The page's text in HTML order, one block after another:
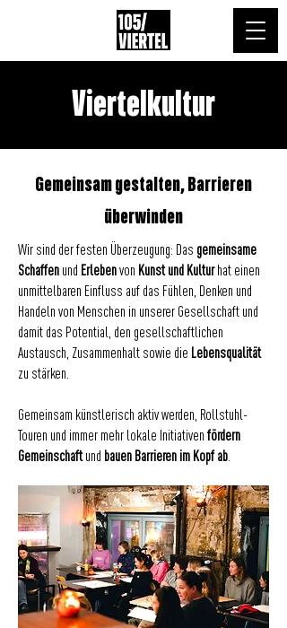
Viertelkultur
Gemeinsam gestalten, Barrieren
überwinden
Wir sind der festen Überzeugung: Das gemeinsame
Schaffen und Erlebenvon Kunst und Kulturhat einen
unmittelbaren Einfluss auf das Fühlen, Denken und
Handeln von Menschen in unserer Gesellschaft und
damit das Potential, den gesellschaftlichen
Austausch, Zusammenhalt sowie die Lebensqualität
zu stärken.
Gemeinsam künstlerisch aktiv werden, Rollstuhl-
Touren und immer mehr lokale Initiativen fördern
Gemeinschaftund bauen Barrieren im Kopf ab.